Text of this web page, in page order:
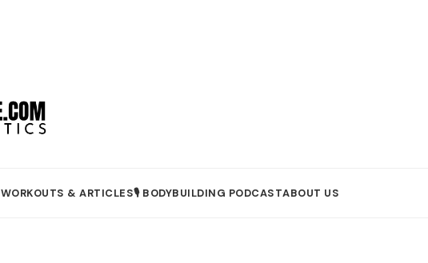
WORKOUTS & ARTICLES🎙️ BODYBUILDING PODCASTABOUT US